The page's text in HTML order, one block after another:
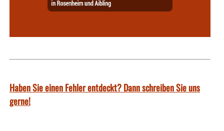
Haben Sie einen Fehler entdeckt? Dann schreiben Sie uns
gerne!